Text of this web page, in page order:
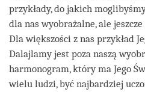
przykłady, do jakich
dla nas wyobrażalne, ale
Dla większości z nas przykład
Dalajlamy jest poza naszą
harmonogram, który ma Jego
wielu ludzi, być najbardziej